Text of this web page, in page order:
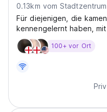
0.13km vom Stadtzentrum
Für diejenigen, die
kennengelernt haben,
den meisten Bars (3),
der Nähe der besten
100+ vor Ort